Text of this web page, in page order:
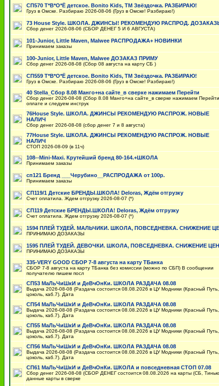
СП570 Т*В*О*Ё детское. Bonito Kids, ТМ Звёздочка. РАЗБИРАЮ!
Груз в Омске. Разбираю 2026-08-06 (Груз в Омске! Разбираю!)
73 House Style. ШКОЛА. ДЖИНСЫ! РЕКОМЕНДУЮ РАСПРОД.
Сбор денег 2026-08-06 (СБОР ДЕНЕГ 5 И 6 АВГУСТА)
101-Junior, Little Maven, Malwee РАСПРОДАЖА+ НОВИНКИ
Принимаем заказы
100-Junior, Little Maven, Malwee ДОЗАКАЗ ПРИМУ
Сбор денег 2026-08-08 (Сбор 08 августа на карту СБ )
СП559 Т*В*О*Ё детское. Bonito Kids, ТМ Звёздочка. РАЗБИРАЮ!
Груз в Омске. Разбираю 2026-08-06 (Груз в Омске! Разбираю!)
40 Stella_Сбор 8.08 Манго+на сайте_в сверке нажимаем Перейти
Сбор денег 2026-08-08 (Сбор 8.08 Манго+на сайте_в сверке нажимаем
оплате и следуем инструк
76House Style. ШКОЛА. ДЖИНСЫ РЕКОМЕНДУЮ РАСПРОЖ. НОВЫЕ
НАЛИЧ
Сбор денег 2026-08-08 (сбор денег 7 и 8 августа)
77House Style. ШКОЛА. ДЖИНСЫ РЕКОМЕНДУЮ РАСПРОЖ. НОВЫЕ
НАЛИЧ
СТОП 2026-08-09 (в 11ч)
108--Mini-Maxi. Крутейший бренд 80-164.+ШКОЛА
Принимаем заказы
сп121 Бренд ___Черубино__РАСПРОДАЖА от 100р.
Принимаем заказы
СП119/1 Детские БРЕНДЫ.ШКОЛА! Deloras, Ждём отгрузку
Счет оплатила. Ждем отгрузку 2026-08-07 (*)
СП119 Детские БРЕНДЫ.ШКОЛА! Deloras, Ждём отгрузку
Счет оплатила. Ждем отгрузку 2026-08-07 (*)
1594 ПЛЕЙ ТУДЕЙ. МАЛЬЧИКИ. ШКОЛА, ПОВСЕДНЕВКА. СНИЖЕНИЕ
ПРИНИМАЮ ДОЗАКАЗЫ
1595 ПЛЕЙ ТУДЕЙ. ДЕВОЧКИ. ШКОЛА, ПОВСЕДНЕВКА. СНИЖЕНИЕ
ПРИНИМАЮ ДОЗАКАЗЫ
335-VERY GOOD СБОР 7-8 августа на карту ТБанка
СБОР 7-8 августа на карту ТБанка без комиссии (можно по СБП) В сообщении
получателю пишем посл
СП53 МаЛьЧиШкИ и ДеВчОнКи. ШКОЛА РАЗДАЧА 08.08
Выдача 2026-08-08 (Раздача состоится 08.08.2026 в ЦУ Модники (Красный
цоколь, каб.7). Дата
СП54 МаЛьЧиШкИ и ДеВчОнКи. ШКОЛА РАЗДАЧА 08.08
Выдача 2026-08-08 (Раздача состоится 08.08.2026 в ЦУ Модники (Красный
цоколь, каб.7). Дата
СП55 МаЛьЧиШкИ и ДеВчОнКи. ШКОЛА РАЗДАЧА 08.08
Выдача 2026-08-08 (Раздача состоится 08.08.2026 в ЦУ Модники (Красный
цоколь, каб.7). Дата
СП56 МаЛьЧиШкИ и ДеВчОнКи. ШКОЛА РАЗДАЧА 08.08
Выдача 2026-08-08 (Раздача состоится 08.08.2026 в ЦУ Модники (Красный
цоколь, каб.7). Дата
СП61 МаЛьЧиШкИ и ДеВчОнКи. ШКОЛА и повседневная СТОП 07.08
Сбор денег 2026-08-08 (СБОР ДЕНЕГ состоится 08.08.2026 на карты (СБ,
данные карты в сверке